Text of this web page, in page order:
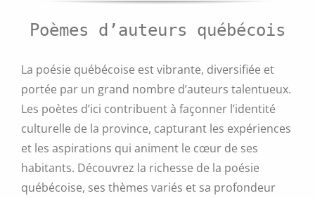
variations.
Les
peuvent
choisies
sur
la
du
produit
Poèmes d’auteurs québécois
La poésie québécoise est vibrante, diversifiée et
portée par un grand nombre d’auteurs talentueux.
Les poètes d’ici contribuent à façonner l’identité
culturelle de la province, capturant les expériences
et les aspirations qui animent le cœur de ses
habitants. Découvrez la richesse de la poésie
québécoise, ses thèmes variés et sa profondeur